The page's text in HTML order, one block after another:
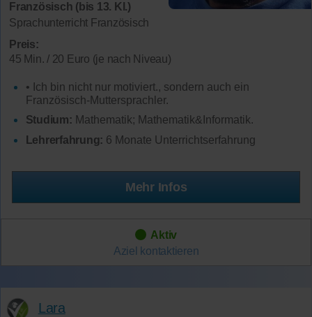
Französisch (bis 13. Kl.)
Sprachunterricht Französisch
Preis:
45 Min. / 20 Euro (je nach Niveau)
• Ich bin nicht nur motiviert., sondern auch ein
Französisch-Muttersprachler.
Studium: Mathematik; Mathematik&Informatik.
Lehrerfahrung: 6 Monate Unterrichtserfahrung
Mehr Infos
Aktiv
Aziel
kontaktieren
Lara